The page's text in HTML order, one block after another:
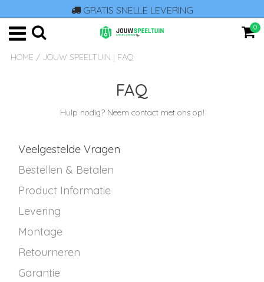
GRATIS SNELLE LEVERING
0
HOME / JOUW SPEELTUIN | FAQ
FAQ
Hulp nodig? Neem contact met ons op!
Veelgestelde Vragen
Bestellen & Betalen
Product Informatie
Levering
Montage
Retourneren
Garantie